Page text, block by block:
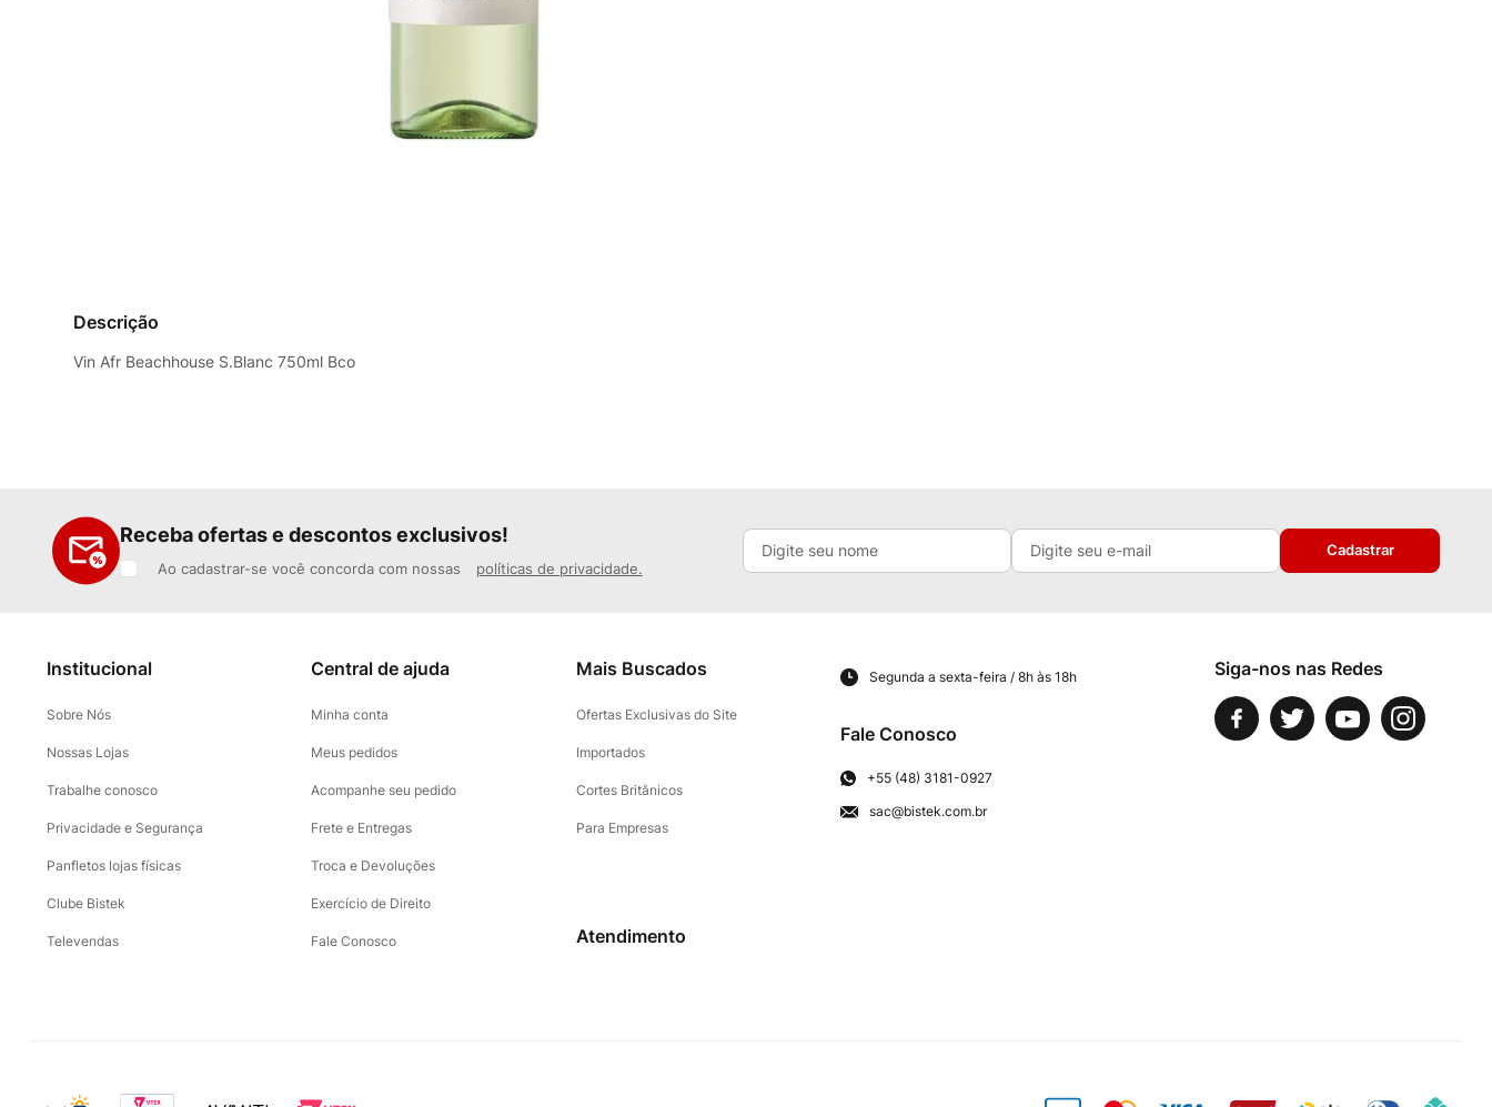
Descrição
Vin Afr Beachhouse S.Blanc 750ml Bco
Receba ofertas e descontos exclusivos!
Ao cadastrar-se você concorda com nossas políticas de privacidade.
Cadastrar
Institucional
Sobre Nós
Nossas Lojas
Trabalhe conosco
Privacidade e Segurança
Panfletos lojas físicas
Clube Bistek
Televendas
Central de ajuda
Minha conta
Meus pedidos
Acompanhe seu pedido
Frete e Entregas
Troca e Devoluções
Exercício de Direito
Fale Conosco
Mais Buscados
Ofertas Exclusivas do Site
Importados
Cortes Britânicos
Para Empresas
Atendimento
Segunda a sexta-feira / 8h às 18h
Fale Conosco
+55 (48) 3181-0927
sac@bistek.com.br
Siga-nos nas Redes